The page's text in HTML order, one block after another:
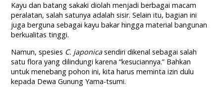
Kayu dan batang sakaki diolah menjadi berbagai macam
peralatan, salah satunya adalah sisir. Selain itu, bagian ini
juga berguna sebagai kayu bakar hingga material bangunan
berkualitas tinggi.
Namun, spesies C. japonicasendiri dikenal sebagai salah
satu flora yang dilindungi karena “kesuciannya.” Bahkan
untuk menebang pohon ini, kita harus meminta izin dulu
kepada Dewa Gunung Yama-tsumi.